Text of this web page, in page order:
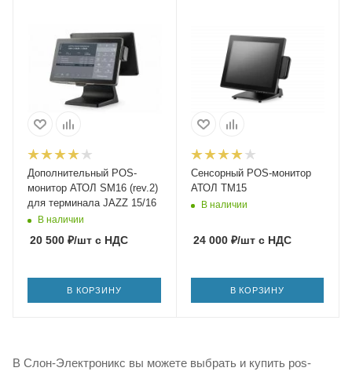
Дополнительный POS-
монитор АТОЛ SM16 (rev.2)
для терминала JAZZ 15/16
В наличии
20 500 ₽/шт с НДС
В КОРЗИНУ
Сенсорный POS-монитор
АТОЛ TM15
В наличии
24 000₽/штс НДС
В КОРЗИНУ
В Слон-Электроникс вы можете выбрать и купить pos-